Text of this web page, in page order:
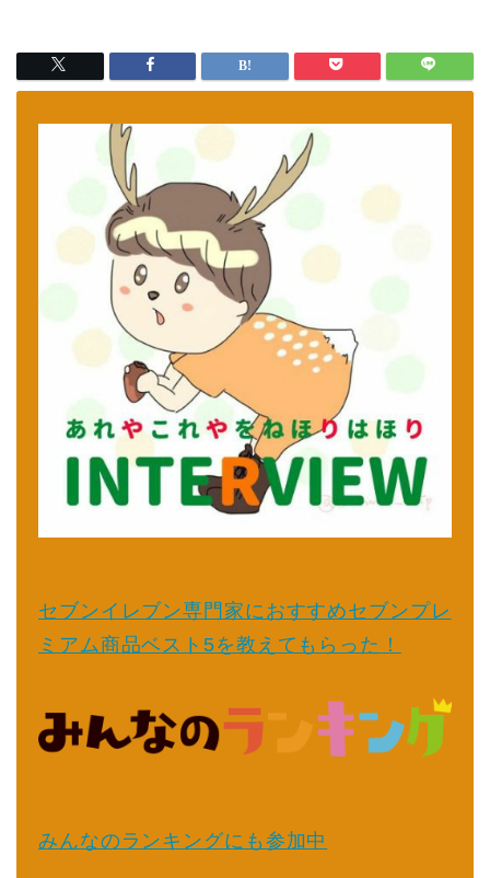
セブンイレブン専門家におすすめセブンプレ
ミアム商品ベスト5を教えてもらった！
みんなのランキングにも参加中